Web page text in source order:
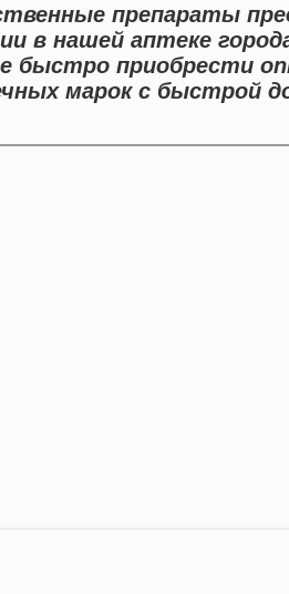
препараты
в нашей аптеке
быстро приобрести
марок с быстрой